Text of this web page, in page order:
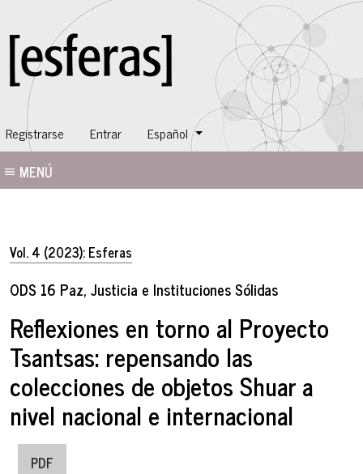
Registrarse Entrar Cambiar el idioma. El idioma actual es:
Español
MENÚ
Vol. 4 (2023): Esferas
ODS 16 Paz, Justicia e Instituciones Sólidas
Reflexiones en torno al Proyecto
Tsantsas: repensando las
colecciones de objetos Shuar a
nivel nacional e internacional
PDF